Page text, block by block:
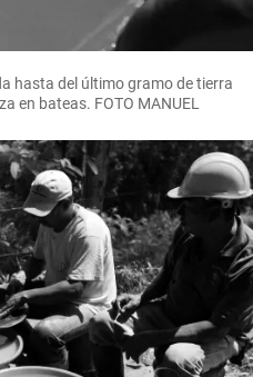
hasta del último gramo de tierra
en bateas. FOTO MANUEL